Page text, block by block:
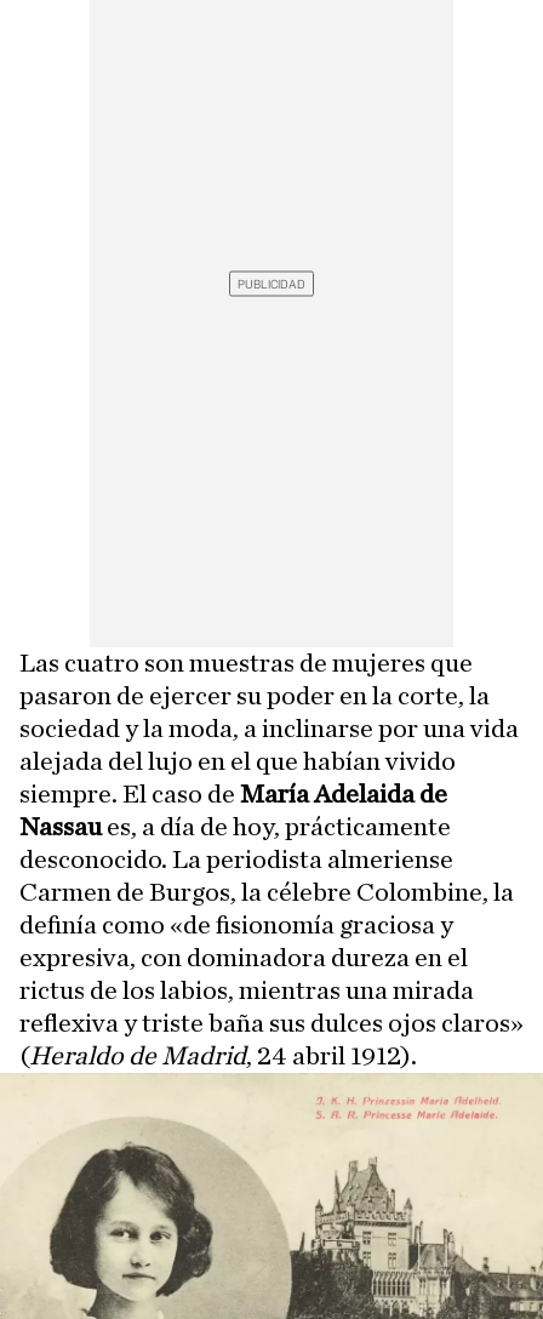
Las cuatro son muestras de mujeres que
pasaron de ejercer su poder en la corte, la
sociedad y la moda, a inclinarse por una vida
alejada del lujo en el que habían vivido
siempre. El caso de María Adelaida de
Nassaues, a día de hoy, prácticamente
desconocido. La periodista almeriense
Carmen de Burgos, la célebre Colombine, la
definía como «de fisionomía graciosa y
expresiva, con dominadora dureza en el
rictus de los labios, mientras una mirada
reflexiva y triste baña sus dulces ojos claros»
(Heraldo de Madrid, 24 abril 1912).